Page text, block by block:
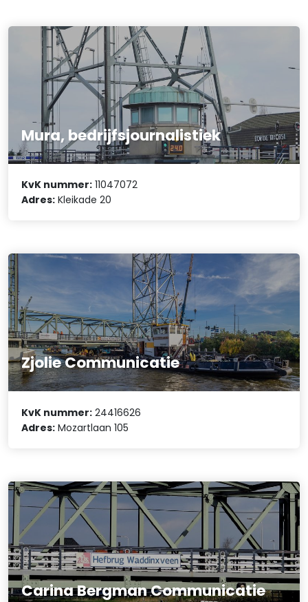
Mura, bedrijfsjournalistiek
KvK nummer: 11047072
Adres: Kleikade 20
Zjolie Communicatie
KvK nummer: 24416626
Adres: Mozartlaan 105
Carina Bergman Communicatie